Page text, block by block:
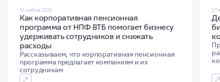
19 ноября 2025
Как корпоративная пенсионная
программа от НПФ ВТБ помогает бизнесу
удерживать сотрудников и снижать
расходы
Рассказываем, что корпоративная пенсионная
программа предлагает компаниям и их
сотрудникам
27